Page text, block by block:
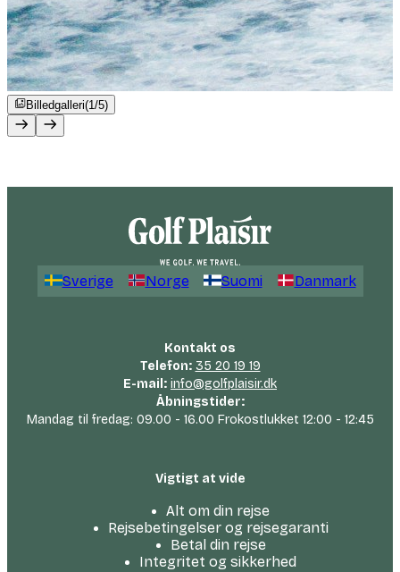
Billedgalleri(1/5)
Sverige Norge Suomi Danmark
Kontakt os
Telefon: 35 20 19 19
E-mail: info@golfplaisir.dk
Åbningstider:
Mandag til fredag: 09.00 - 16.00 Frokostlukket 12:00 - 12:45
Vigtigt at vide
Alt om din rejse
Rejsebetingelser og rejsegaranti
Betal din rejse
Integritet og sikkerhed